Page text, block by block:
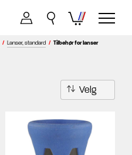
/ Lanser, standard / Tilbehør for lanser